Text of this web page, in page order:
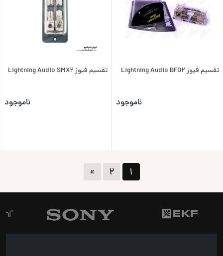
تقسیم فیوز Lightning Audio BFD2
ناموجود
تقسیم فیوز Lightning Audio SMX2
ناموجود
۱ ۲ »